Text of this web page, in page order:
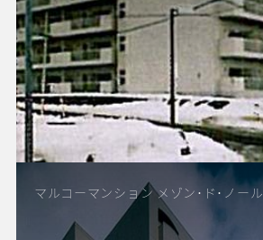
マルコーマンション メゾン･ド･ノー